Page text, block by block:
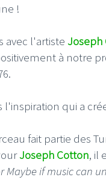
!
avec l'artiste Joseph
à notre
l'inspiration qui a
fait partie des
Joseph Cotton, il
Maybe if music can